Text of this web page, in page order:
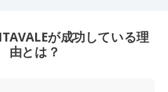
が成功している理
由とは？